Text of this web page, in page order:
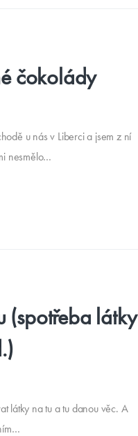
čokolády
u nás v Liberci a jsem z ní
nesmělo…
(spotřeba látky
látky na tu a tu danou věc. A